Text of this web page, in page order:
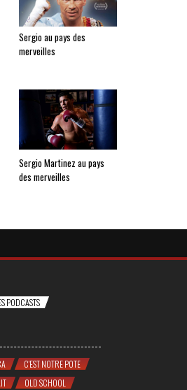
Sergio au pays des
merveilles
Sergio Martinez au pays
des merveilles
PODCASTS
C'EST NOTRE POTE
OLD SCHOOL